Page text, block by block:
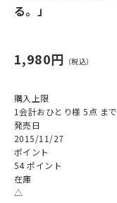
る。」
1,980円
購入上限
1会計おひとり様 5点 まで
発売日
2015/11/27
ポイント
54 ポイント
在庫
△